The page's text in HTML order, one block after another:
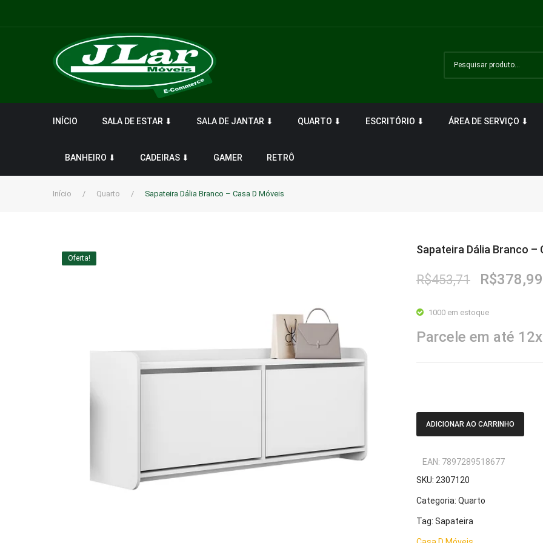
INÍCIO SALA DE ESTAR ⬇ SALA DE JANTAR ⬇ QUARTO ⬇ ESCRITÓRIO ⬇ ÁREA DE SERVIÇO ⬇
BANHEIRO ⬇ CADEIRAS ⬇ GAMER RETRÔ
Início / Quarto / Sapateira Dália Branco – Casa D Móveis
Oferta!
Sapateira Dália Branco –
R$453,71
O
original
era:
R$453,71.
R$378,99
1000 em estoque
Parcele em até
ADICIONAR AO CARRINHO
SKU: 2307120
Categoria: Quarto
Tag: Sapateira
EAN: 7897289518677